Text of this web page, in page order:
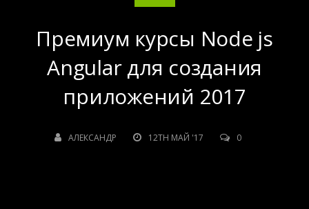
Премиум курсы Node js
Angular для создания
приложений 2017
АЛЕКСАНДР 12TH МАЙ '17 0